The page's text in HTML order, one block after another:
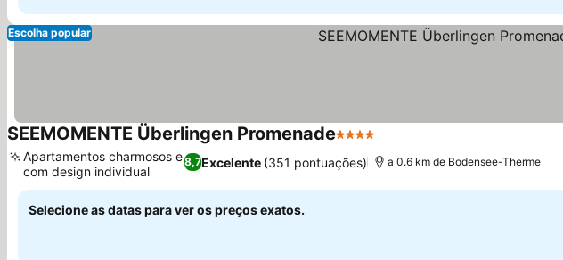
Escolha popular
SEEMOMENTE Überlingen Promenade4 Estrelas
8,7Excelente (351 pontuações)
Apartamentos charmosos e
com design individual
a 0.6 km de Bodensee-Therme
Selecione as datas para ver os preços exatos.